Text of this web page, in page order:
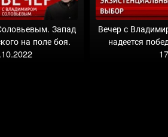
Запад
на поле боя.
Вечер с
надеется